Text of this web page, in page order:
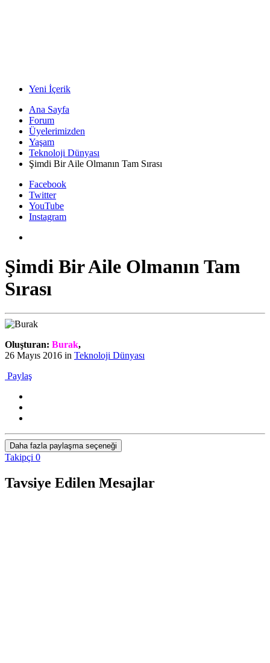
Yeni İçerik
Ana Sayfa
Forum
Üyelerimizden
Yaşam
Teknoloji Dünyası
Şimdi Bir Aile Olmanın Tam Sırası
Facebook
Twitter
YouTube
Instagram
Şimdi Bir Aile Olmanın Tam
Sırası
Oluşturan: Burak,
26 Mayıs 2016 in Teknoloji Dünyası
Paylaş
Daha fazla paylaşma seçeneği
Takipçi 0
Tavsiye Edilen Mesajlar